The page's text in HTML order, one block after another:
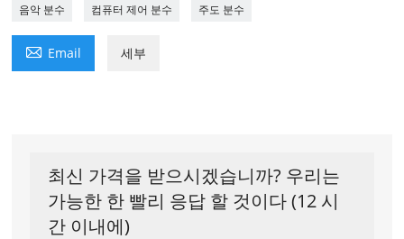
음악 분수 컴퓨터 제어 분수 주도 분수
 Email 세부
최신 가격을 받으시겠습니까? 우리는
가능한 한 빨리 응답 할 것이다 (12 시
간 이내에)